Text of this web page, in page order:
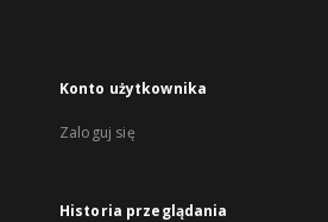
Konto użytkownika
Zaloguj się
Historia przeglądania